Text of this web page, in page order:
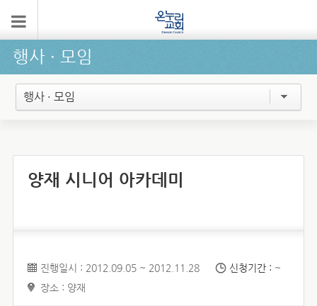
행사 ∙ 모임
행사 · 모임
양재 시니어 아카데미
진행일시 : 2012.09.05 ~ 2012.11.28 신청기간 : ~
장소 : 양재